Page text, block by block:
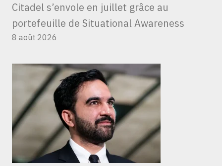
Citadel s’envole en juillet grâce au
portefeuille de Situational Awareness
8 août 2026